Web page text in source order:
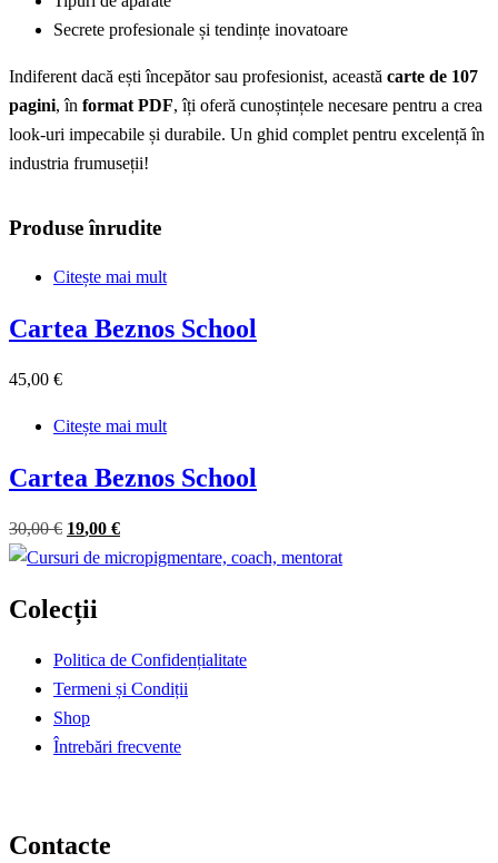
Secrete profesionale și tendințe inovatoare
Indiferent dacă ești începător sau profesionist, această carte de 107
pagini, în format PDF, îți oferă cunoștințele necesare pentru a crea
look-uri impecabile și durabile. Un ghid complet pentru excelență în
industria frumuseții!
Produse înrudite
Citește mai mult
Cartea Beznos School
45,00 €
Citește mai mult
Cartea Beznos School
30,00 € Prețul
inițial
fost:
19,00 €Prețul
curent
Colecții
Politica de Confidențialitate
Termeni și Condiții
Shop
Întrebări frecvente
Contacte